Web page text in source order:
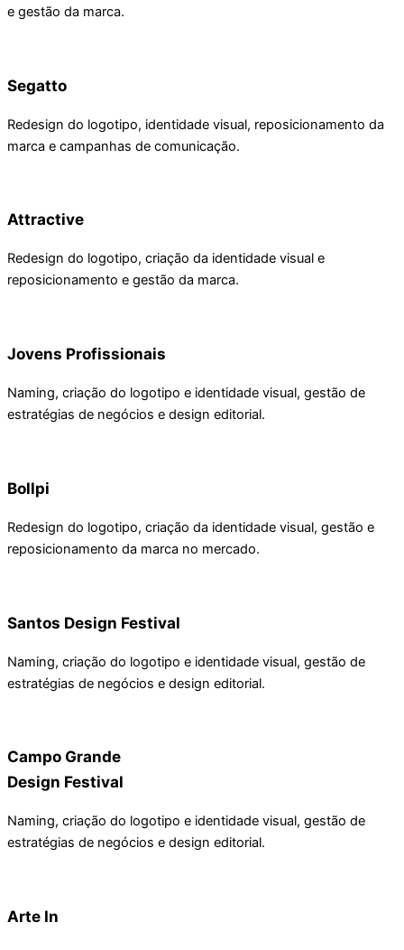
e gestão da marca.
Segatto
Redesign do logotipo, identidade visual, reposicionamento da
marca e campanhas de comunicação.
Attractive
Redesign do logotipo, criação da identidade visual e
reposicionamento e gestão da marca.
Jovens Profissionais
Naming, criação do logotipo e identidade visual, gestão de
estratégias de negócios e design editorial.
Bollpi
Redesign do logotipo, criação da identidade visual, gestão e
reposicionamento da marca no mercado.
Santos Design Festival
Naming, criação do logotipo e identidade visual, gestão de
estratégias de negócios e design editorial.
Campo Grande
Design Festival
Naming, criação do logotipo e identidade visual, gestão de
estratégias de negócios e design editorial.
Arte In